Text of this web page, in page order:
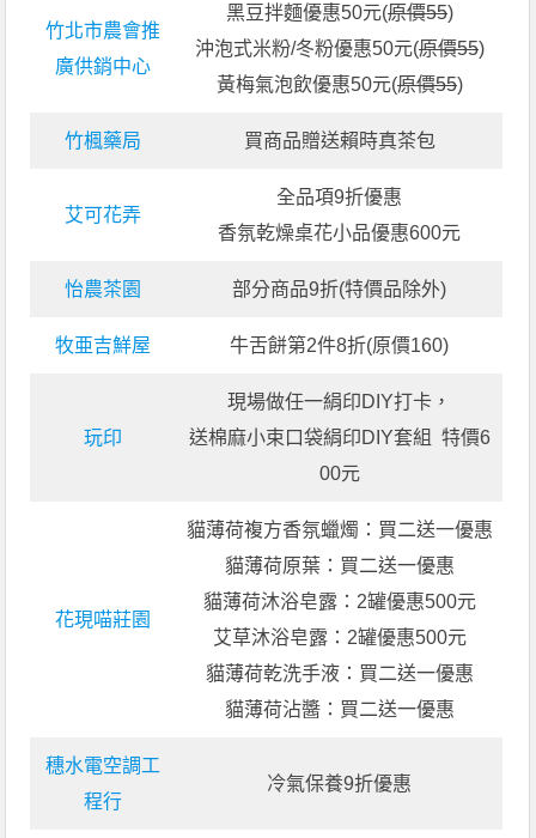
竹北市農會推
廣供銷中心
黑豆拌麵優惠50元(原價55)
沖泡式米粉/冬粉優惠50元(原價55)
黃梅氣泡飲優惠50元(原價55)
竹楓藥局 買商品贈送賴時真茶包
艾可花弄
全品項9折優惠
香氛乾燥桌花小品優惠600元
怡農茶園 部分商品9折(特價品除外)
牧亜吉鮮屋 牛舌餅第2件8折(原價160)
玩印
現場做任一絹印DIY打卡，
送棉麻小束口袋絹印DIY套組 特價6
00元
花現喵莊園
貓薄荷複方香氛蠟燭：買二送一優惠
貓薄荷原葉：買二送一優惠
貓薄荷沐浴皂露：2罐優惠500元
艾草沐浴皂露：2罐優惠500元
貓薄荷乾洗手液：買二送一優惠
貓薄荷沾醬：買二送一優惠
穗水電空調工
程行
冷氣保養9折優惠